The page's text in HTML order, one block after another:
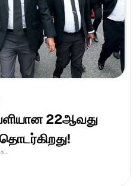
22ஆவது
தொடர்கிறது!